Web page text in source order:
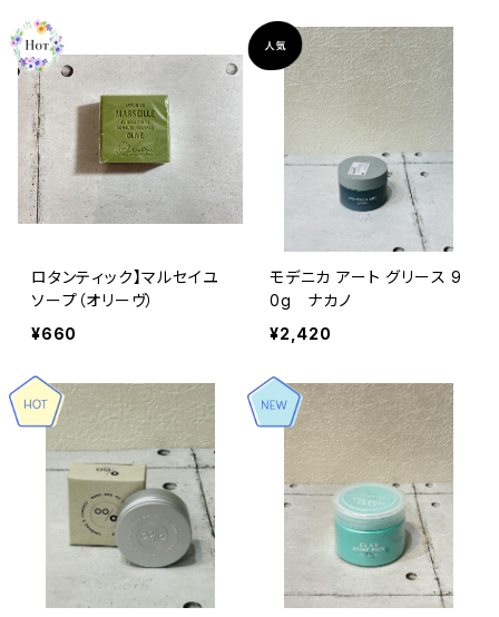
ロタンティック】マルセイユ
ソープ（オリーヴ）
¥660
モデニカ アート グリース 9
0g ナカノ
¥2,420